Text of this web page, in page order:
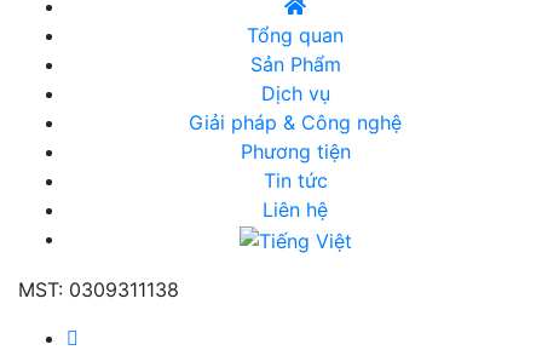
Tổng quan
Sản Phẩm
Dịch vụ
Giải pháp & Công nghệ
Phương tiện
Tin tức
Liên hệ
MST: 0309311138